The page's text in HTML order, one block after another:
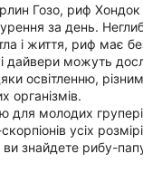
Гозо, риф Хондок
за день.
і життя, риф має
дайвери можуть
освітленню,
організмів.
для молодих
усіх
знайдете рибу-